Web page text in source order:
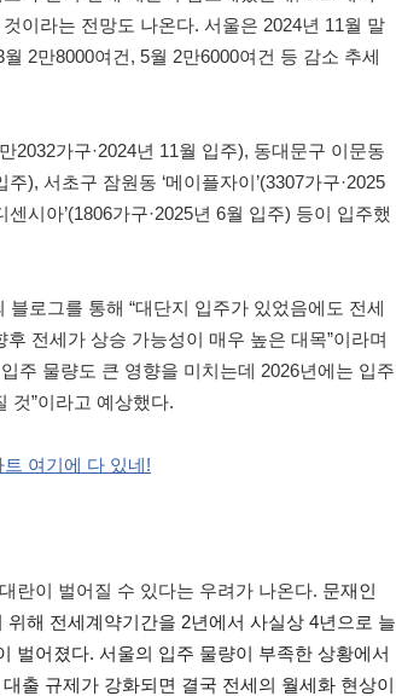
이라는 전망도 나온다. 서울은 2024년 11월 말
2만8000여건, 5월 2만6000여건 등 감소 추세
2032가구·2024년 11월 입주), 동대문구 이문동
주), 서초구 잠원동 ‘메이플자이’(3307가구·2025
시아’(1806가구·2025년 6월 입주) 등이 입주했
블로그를 통해 “대단지 입주가 있었음에도 전세
전세가 상승 가능성이 매우 높은 대목”이라며
주 물량도 큰 영향을 미치는데 2026년에는 입주
것”이라고 예상했다.
여기에 다 있네!
란이 벌어질 수 있다는 우려가 나온다. 문재인
위해 전세계약기간을 2년에서 사실상 4년으로 늘
벌어졌다. 서울의 입주 물량이 부족한 상황에서
대출 규제가 강화되면 결국 전세의 월세화 현상이